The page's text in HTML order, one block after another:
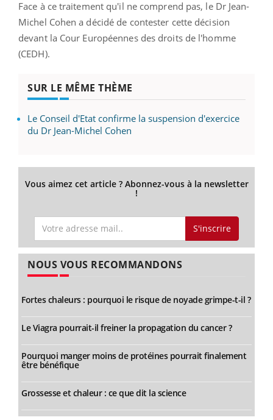
Face à ce traitement qu'il ne comprend pas, le Dr Jean-
Michel Cohen a décidé de contester cette décision
devant la Cour Européennes des droits de l'homme
(CEDH).
SUR LE MÊME THÈME
Le Conseil d'Etat confirme la suspension d'exercice
du Dr Jean-Michel Cohen
Vous aimez cet article ? Abonnez-vous à la newsletter
!
S'inscrire
NOUS VOUS RECOMMANDONS
Fortes chaleurs : pourquoi le risque de noyade grimpe-t-il ?
Le Viagra pourrait-il freiner la propagation du cancer ?
Pourquoi manger moins de protéines pourrait finalement
être bénéfique
Grossesse et chaleur : ce que dit la science